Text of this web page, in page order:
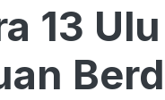
13 Ulu